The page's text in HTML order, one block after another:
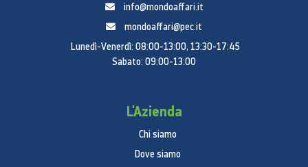
info@mondoaffari.it
mondoaffari@pec.it
Lunedì-Venerdì: 08:00-13:00, 13:30-17:45
Sabato: 09:00-13:00
L'Azienda
Chi siamo
Dove siamo